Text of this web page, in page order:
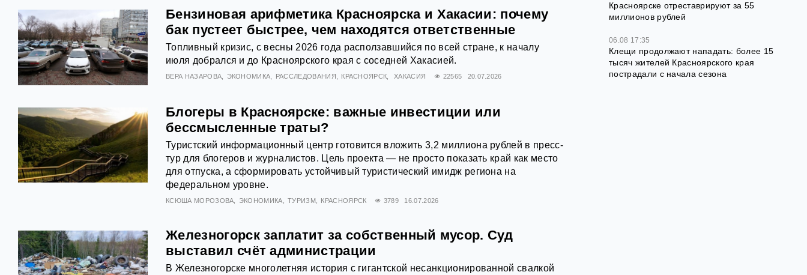
Бензиновая арифметика Красноярска и Хакасии: почему
бак пустеет быстрее, чем находятся ответственные
Топливный кризис, с весны 2026 года расползавшийся по всей стране, к началу
июля добрался и до Красноярского края с соседней Хакасией.
ВЕРА НАЗАРОВА ЭКОНОМИКА РАССЛЕДОВАНИЯ КРАСНОЯРСК ХАКАСИЯ 22565 20.07.2026
Блогеры в Красноярске: важные инвестиции или
бессмысленные траты?
Туристский информационный центр готовится вложить 3,2 миллиона рублей в пресс-
тур для блогеров и журналистов. Цель проекта — не просто показать край как место
для отпуска, а сформировать устойчивый туристический имидж региона на
федеральном уровне.
КСЮША МОРОЗОВА ЭКОНОМИКА ТУРИЗМ КРАСНОЯРСК 3789 16.07.2026
Железногорск заплатит за собственный мусор. Суд
выставил счёт администрации
В Железногорске многолетняя история с гигантской несанкционированной свалкой
Красноярске отреставрируют за 55
миллионов рублей
06.08 17:35
Клещи продолжают нападать: более 15
тысяч жителей Красноярского края
пострадали с начала сезона